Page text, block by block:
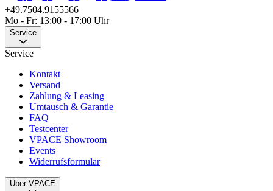
+49.7504.9155566
Mo - Fr: 13:00 - 17:00 Uhr
Service
Service
Kontakt
Versand
Zahlung & Leasing
Umtausch & Garantie
FAQ
Testcenter
VPACE Showroom
Events
Widerrufsformular
Über VPACE